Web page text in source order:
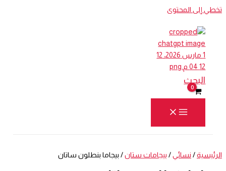
تخطي إلى المحتوى
البحث
الرئيسية/ نسائي/ بيجامات ستان/ بيجاما بنطلون ساتان